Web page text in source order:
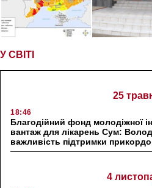
У СВІТІ
25
18:46
Благодійний фонд молодіжної
вантаж для лікарень Сум:
важливість підтримки
4